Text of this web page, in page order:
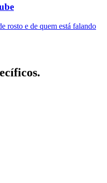
rosto e de quem está falando